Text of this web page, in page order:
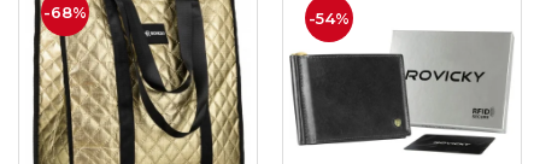
-68% -54%